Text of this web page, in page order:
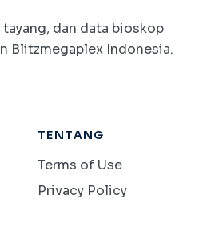
dan data bioskop
Blitzmegaplex Indonesia.
TENTANG
Terms of Use
Privacy Policy